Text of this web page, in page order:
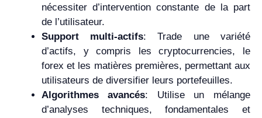
nécessiter d’intervention constante de la part
de l’utilisateur.
Support multi-actifs: Trade une variété
d’actifs, y compris les cryptocurrencies, le
forex et les matières premières, permettant aux
utilisateurs de diversifier leurs portefeuilles.
Algorithmes avancés: Utilise un mélange
d’analyses techniques, fondamentales et